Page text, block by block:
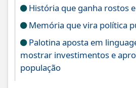
História que ganha rostos
Memória que vira política
Palotina aposta em
mostrar investimentos e
população